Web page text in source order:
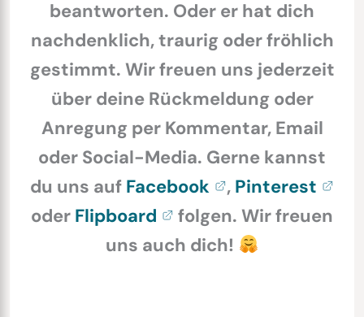
beantworten. Oder er hat dich
nachdenklich, traurig oder fröhlich
gestimmt. Wir freuen uns jederzeit
über deine Rückmeldung oder
Anregung per Kommentar, Email
oder Social-Media. Gerne kannst
du uns auf Facebook , Pinterest
oder Flipboard
folgen. Wir freuen
uns auch dich!